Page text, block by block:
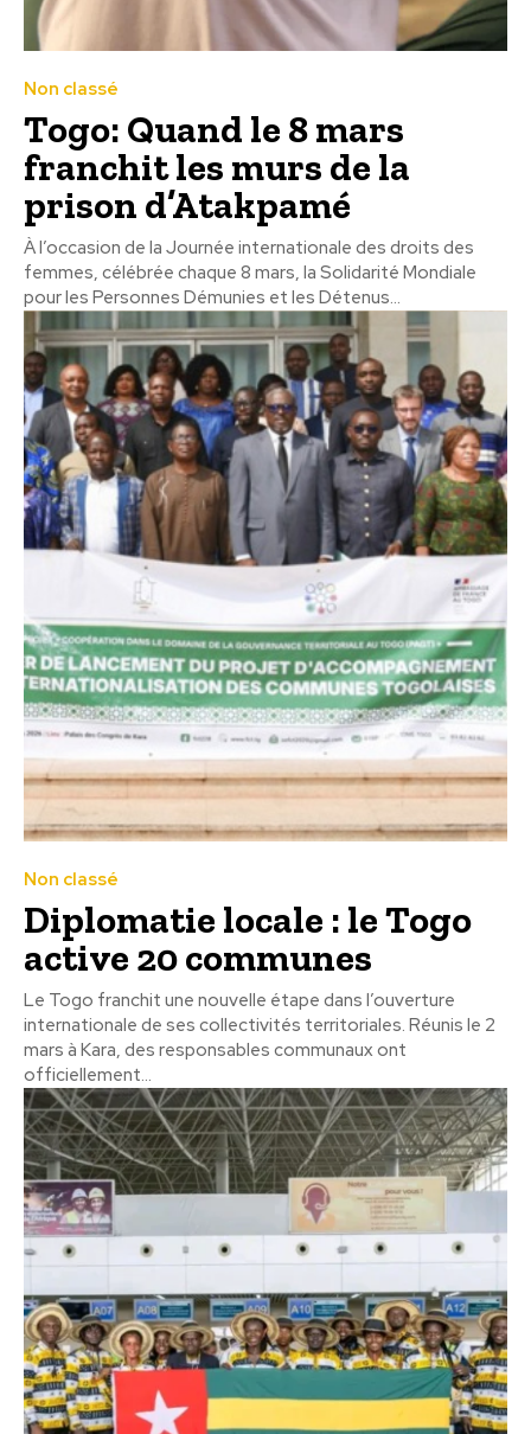
Non classé
Togo: Quand le 8 mars
franchit les murs de la
prison d’Atakpamé
À l’occasion de la Journée internationale des droits des
femmes, célébrée chaque 8 mars, la Solidarité Mondiale
pour les Personnes Démunies et les Détenus...
Non classé
Diplomatie locale : le Togo
active 20 communes
Le Togo franchit une nouvelle étape dans l’ouverture
internationale de ses collectivités territoriales. Réunis le 2
mars à Kara, des responsables communaux ont
officiellement...